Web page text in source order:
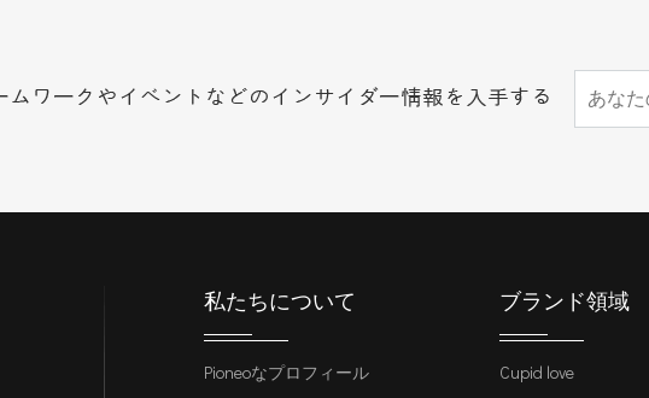
私たちについて
Pioneoなプロフィール
ブランド領域
Cupid love